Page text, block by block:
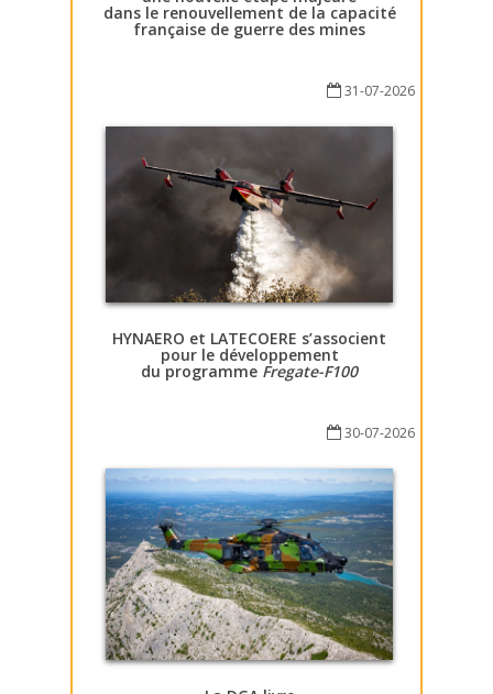
dans le renouvellement de la capacité
française de guerre des mines
31-07-2026
HYNAERO et LATECOERE s’associent
pour le développement
du programme Fregate-F100
30-07-2026